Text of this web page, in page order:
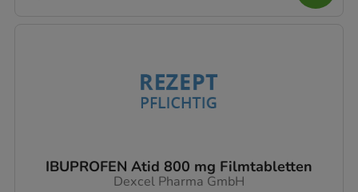
IBUPROFEN Atid 800 mg Filmtabletten
Dexcel Pharma GmbH